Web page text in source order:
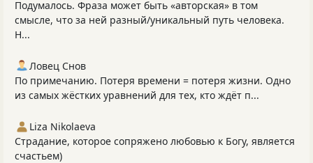
Подумалось. Фраза может быть «авторская» в том
смысле, что за ней разный/уникальный путь человека.
Н...
Ловец Снов
По примечанию. Потеря времени = потеря жизни. Одно
из самых жёстких уравнений для тех, кто ждёт п...
Liza Nikolaeva
Страдание, которое сопряжено любовью к Богу, является
счастьем)